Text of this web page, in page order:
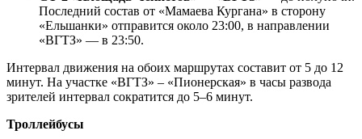
Последний состав от «Мамаева Кургана» в сторону
«Ельшанки» отправится около 23:00, в направлении
«ВГТЗ» — в 23:50.
Интервал движения на обоих маршрутах составит от 5 до 12
минут. На участке «ВГТЗ» – «Пионерская» в часы развода
зрителей интервал сократится до 5–6 минут.
Троллейбусы